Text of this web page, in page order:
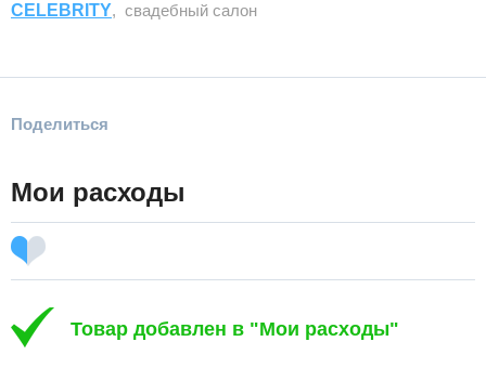
CELEBRITY, свадебный салон
Поделиться
Мои расходы
Товар добавлен в "Мои расходы"